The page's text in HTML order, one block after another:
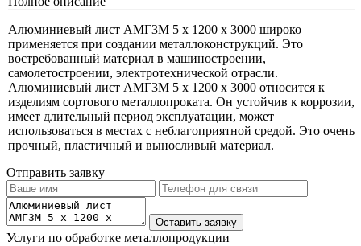
Алюминиевый лист АМГ3М 5 х 1200 х 3000 широко
применяется при создании металлоконструкций. Это
востребованный материал в машиностроении,
самолетостроении, электротехнической отрасли.
Алюминиевый лист АМГ3М 5 х 1200 х 3000 относится к
изделиям сортового металлопроката. Он устойчив к коррозии,
имеет длительный период эксплуатации, может
использоваться в местах с неблагоприятной средой. Это очень
прочный, пластичный и выносливый материал.
Отправить заявку
Услуги по обработке металлопродукции